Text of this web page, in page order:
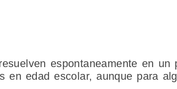
espontaneamente en un
en edad escolar, aunque para